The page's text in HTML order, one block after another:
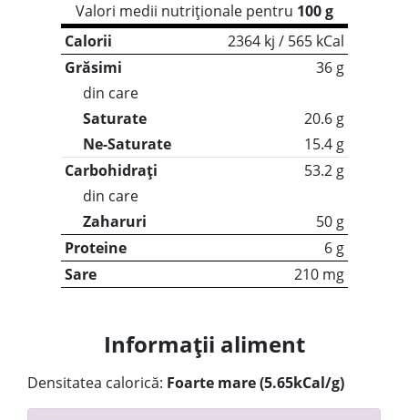
Valori medii nutriționale pentru 100 g
Calorii
2364 kj / 565 kCal
Grăsimi
36 g
din care
Saturate
20.6 g
Ne-Saturate
15.4 g
Carbohidrați
53.2 g
din care
Zaharuri
50 g
Proteine
6 g
Sare
210 mg
Informații aliment
Densitatea calorică: Foarte mare (5.65kCal/g)